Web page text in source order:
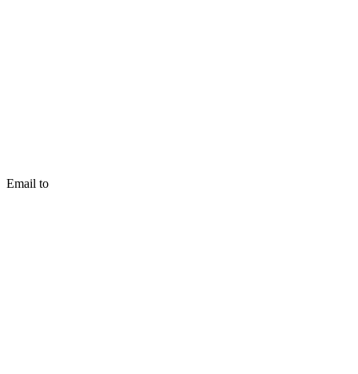
Email to